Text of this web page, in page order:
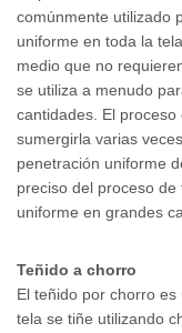
comúnmente utilizado
uniforme en toda la
medio que no
se utiliza a menudo
cantidades. El
sumergirla varias
penetración uniforme
preciso del proceso
uniforme en grandes
Teñido a chorro
El teñido por chorro
tela se tiñe utilizando